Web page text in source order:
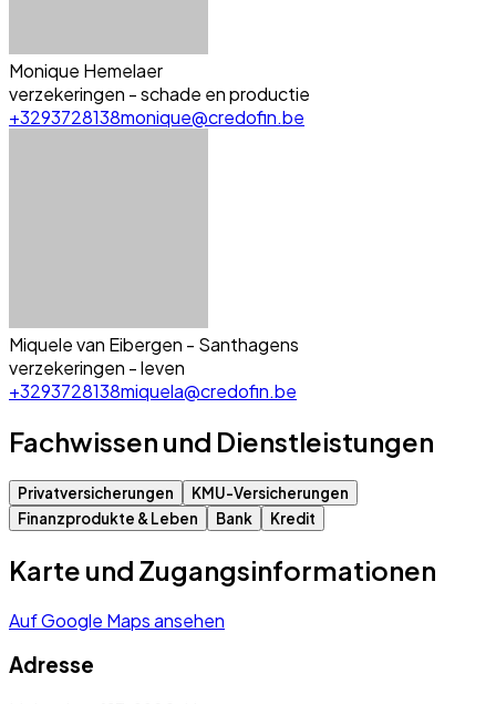
Monique Hemelaer
verzekeringen - schade en productie
+3293728138monique@credofin.be
Miquele van Eibergen - Santhagens
verzekeringen - leven
+3293728138miquela@credofin.be
Fachwissen und Dienstleistungen
Privatversicherungen
KMU-Versicherungen
Finanzprodukte & Leben
Bank Kredit
Karte und Zugangsinformationen
Auf Google Maps ansehen
Adresse